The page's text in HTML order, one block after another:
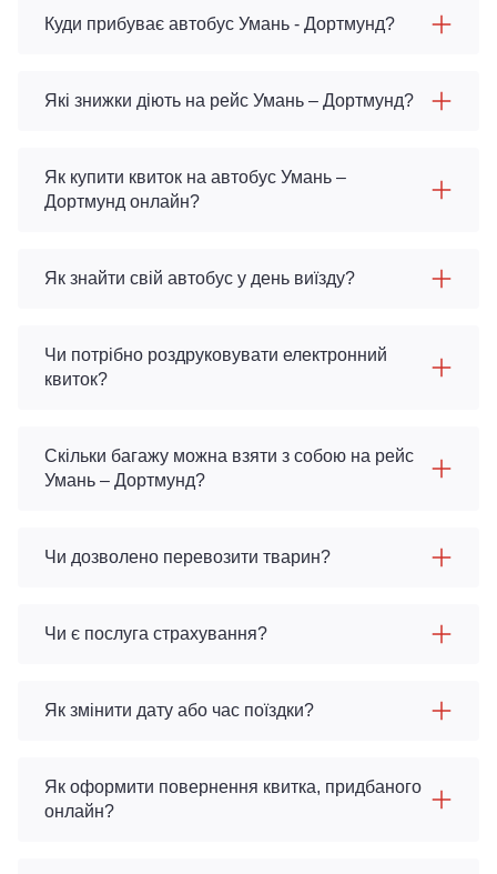
Куди прибуває автобус Умань - Дортмунд?
Які знижки діють на рейс Умань – Дортмунд?
Як купити квиток на автобус Умань –
Дортмунд онлайн?
Як знайти свій автобус у день виїзду?
Чи потрібно роздруковувати електронний
квиток?
Скільки багажу можна взяти з собою на рейс
Умань – Дортмунд?
Чи дозволено перевозити тварин?
Чи є послуга страхування?
Як змінити дату або час поїздки?
Як оформити повернення квитка, придбаного
онлайн?